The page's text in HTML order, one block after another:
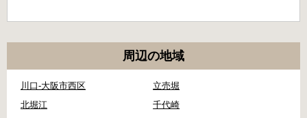
周辺の地域
川口-大阪市西区
立売堀
北堀江
千代崎